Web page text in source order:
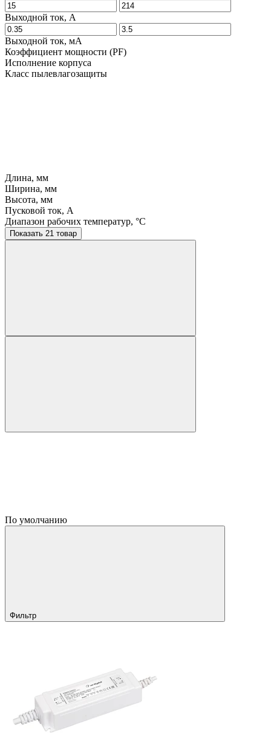
Выходной ток, A
Выходной ток, мA
Коэффициент мощности (PF)
Исполнение корпуса
Класс пылевлагозащиты
Длина, мм
Ширина, мм
Высота, мм
Пусковой ток, A
Диапазон рабочих температур, °C
Показать 21 товар
По умолчанию
Фильтр